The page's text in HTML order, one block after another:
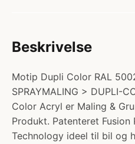
Beskrivelse
Motip Dupli Color RAL
SPRAYMALING > DUPLI-
Color Acryl er Maling &
Produkt. Patenteret Fusion
Technology ideel til bil og